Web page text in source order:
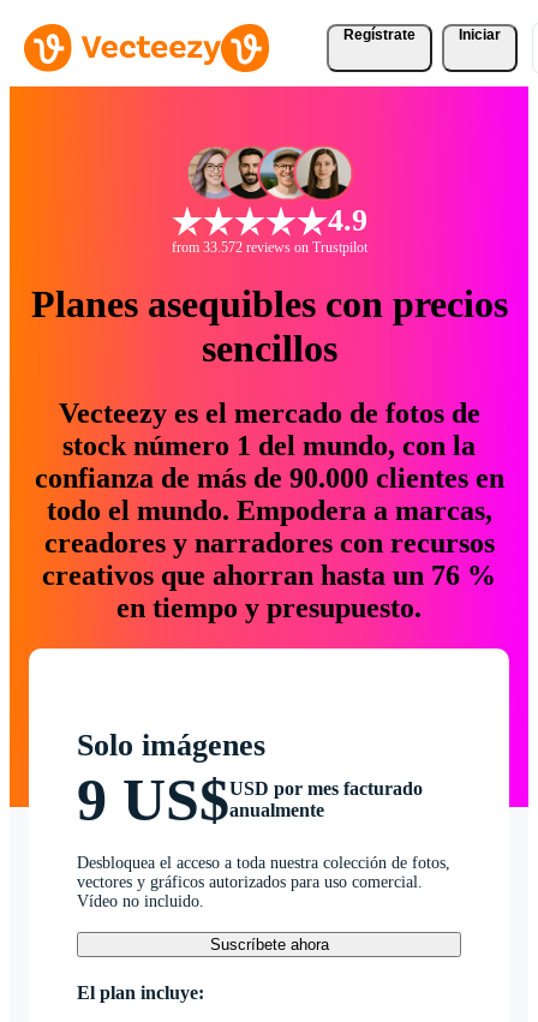
Regístrate Iniciar
4.9
from 33.572 reviews on Trustpilot
Planes asequibles con precios
sencillos
Vecteezy es el mercado de fotos de
stock número 1 del mundo, con la
confianza de más de 90.000 clientes en
todo el mundo. Empodera a marcas,
creadores y narradores con recursos
creativos que ahorran hasta un 76 %
en tiempo y presupuesto.
Solo imágenes
9 US$USD por mes facturado
anualmente
Desbloquea el acceso a toda nuestra colección de fotos,
vectores y gráficos autorizados para uso comercial.
Vídeo no incluido.
Suscríbete ahora
El plan incluye: